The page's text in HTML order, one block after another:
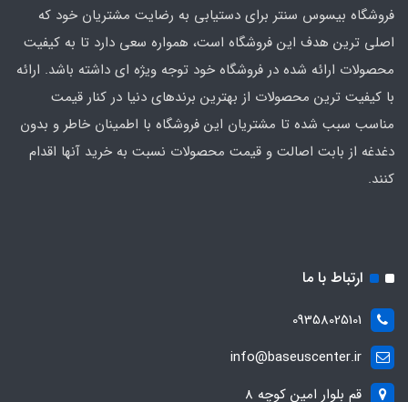
فروشگاه بیسوس سنتر برای دستیابی به رضایت مشتریان خود که
اصلی‌ ترین هدف این فروشگاه است، همواره سعی دارد تا به کیفیت
محصولات ارائه شده در فروشگاه خود توجه ویژه ای داشته باشد. ارائه
با کیفیت‌ ترین محصولات از بهترین برندهای دنیا در کنار قیمت
مناسب سبب شده تا مشتریان این فروشگاه با اطمینان خاطر و بدون
دغدغه از بابت اصالت و قیمت محصولات نسبت به خرید آنها اقدام
کنند.
ارتباط با ما
09358025101
info@baseuscenter.ir
قم بلوار امین کوچه 8